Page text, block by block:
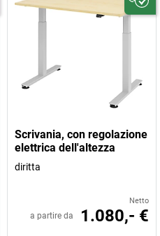
Scrivania, con regolazione
elettrica dell'altezza
diritta
Netto
a partire da 1.080,- €